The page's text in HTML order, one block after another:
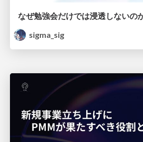
sigma_sig